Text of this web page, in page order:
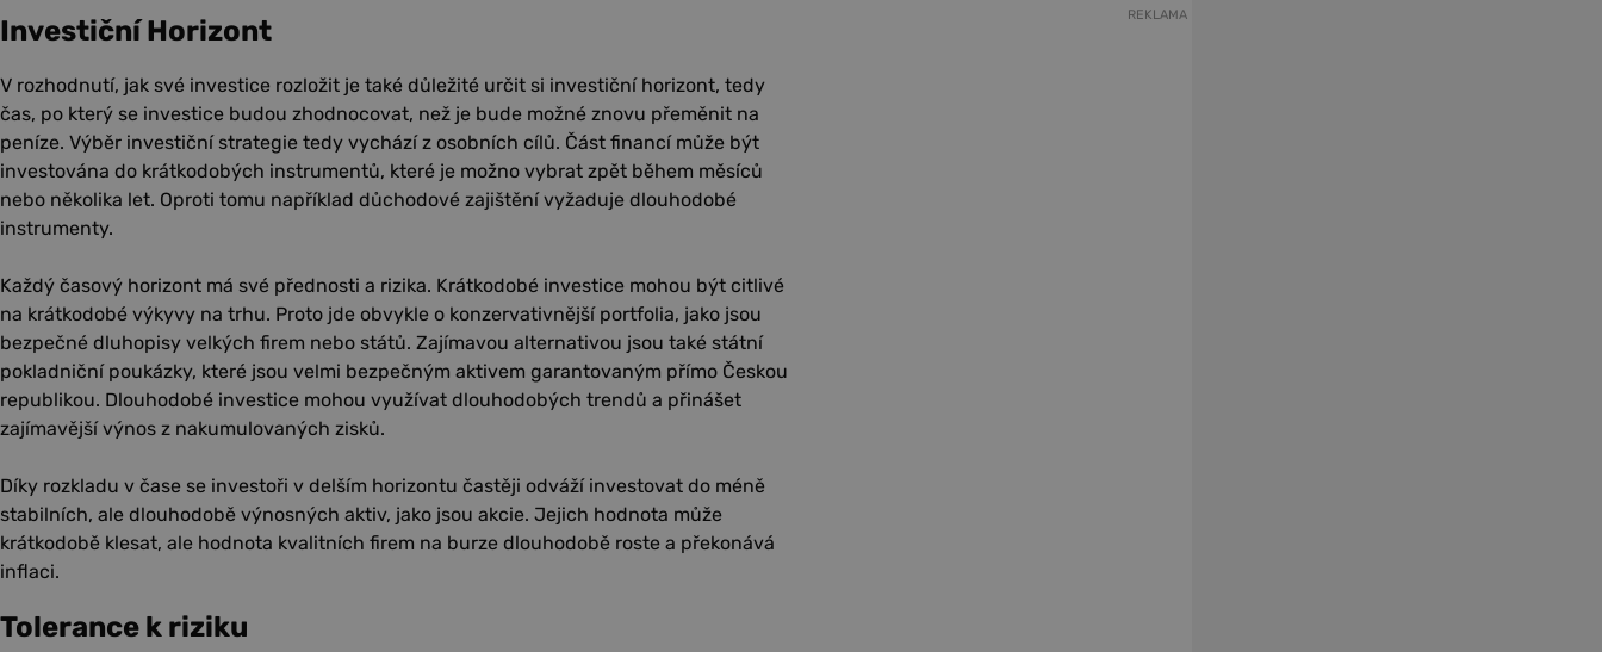
Investiční Horizont
V rozhodnutí, jak své investice rozložit je také důležité určit si investiční horizont, tedy
čas, po který se investice budou zhodnocovat, než je bude možné znovu přeměnit na
peníze. Výběr investiční strategie tedy vychází z osobních cílů. Část financí může být
investována do krátkodobých instrumentů, které je možno vybrat zpět během měsíců
nebo několika let. Oproti tomu například důchodové zajištění vyžaduje dlouhodobé
instrumenty.
Každý časový horizont má své přednosti a rizika. Krátkodobé investice mohou být citlivé
na krátkodobé výkyvy na trhu. Proto jde obvykle o konzervativnější portfolia, jako jsou
bezpečné dluhopisy velkých firem nebo států. Zajímavou alternativou jsou také státní
pokladniční poukázky, které jsou velmi bezpečným aktivem garantovaným přímo Českou
republikou. Dlouhodobé investice mohou využívat dlouhodobých trendů a přinášet
zajímavější výnos z nakumulovaných zisků.
Díky rozkladu v čase se investoři v delším horizontu častěji odváží investovat do méně
stabilních, ale dlouhodobě výnosných aktiv, jako jsou akcie. Jejich hodnota může
krátkodobě klesat, ale hodnota kvalitních firem na burze dlouhodobě roste a překonává
inflaci.
Tolerance k riziku
REKLAMA